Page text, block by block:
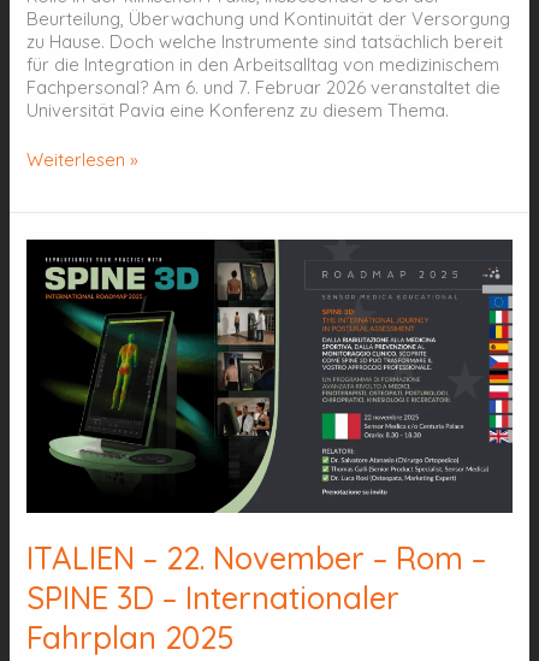
Beurteilung, Überwachung und Kontinuität der Versorgung
zu Hause. Doch welche Instrumente sind tatsächlich bereit
für die Integration in den Arbeitsalltag von medizinischem
Fachpersonal? Am 6. und 7. Februar 2026 veranstaltet die
Universität Pavia eine Konferenz zu diesem Thema.
Weiterlesen »
ITALIEN – 22. November – Rom –
SPINE 3D – Internationaler
Fahrplan 2025
22.
November
SPINE
Internationaler